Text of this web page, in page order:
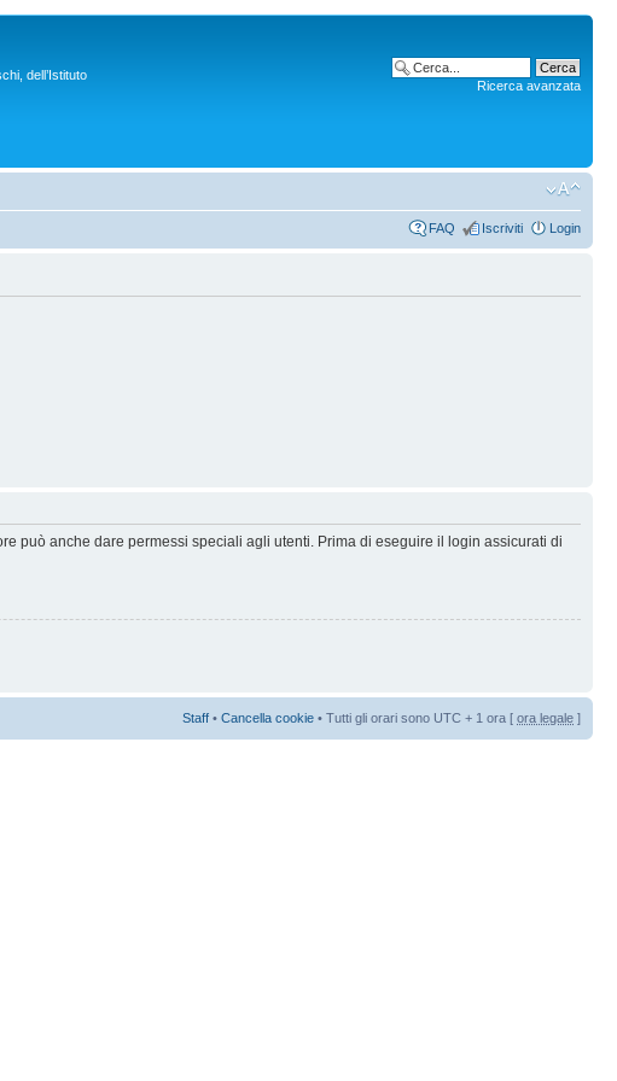
dell’Istituto
Ricerca avanzata
FAQ Iscriviti Login
può anche dare permessi speciali agli utenti. Prima di eseguire il login assicurati di
Staff • Cancella cookie • Tutti gli orari sono UTC + 1 ora [ ora legale ]